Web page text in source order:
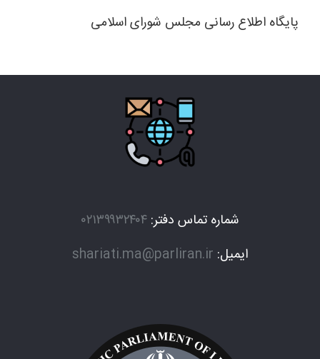
پایگاه اطلاع رسانی مجلس شورای اسلامی
شماره تماس دفتر: ۰۲۱۳۹۹۳۲۴۰۴
ایمیل: shariati.ma@parliran.ir